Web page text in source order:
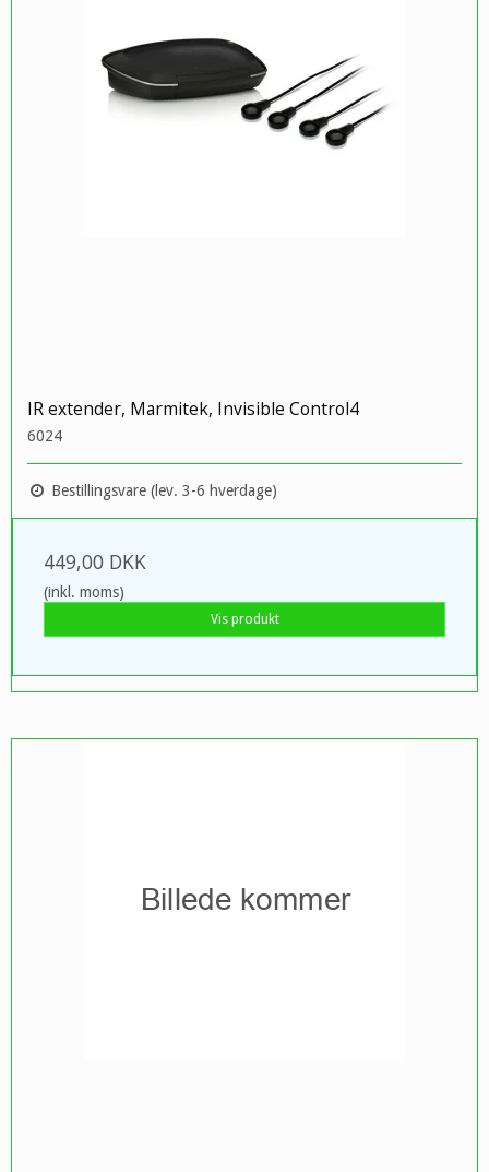
IR extender, Marmitek, Invisible Control4
6024
Bestillingsvare (lev. 3-6 hverdage)
449,00 DKK
(inkl. moms)
Vis produkt